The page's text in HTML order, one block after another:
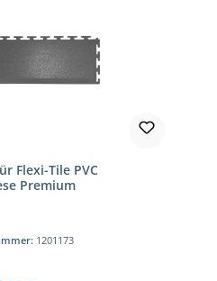
Flexi-Tile PVC
Premium
1201173